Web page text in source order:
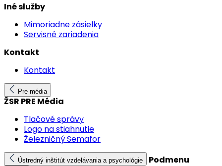
Iné služby
Mimoriadne zásielky
Servisné zariadenia
Kontakt
Kontakt
Pre média
ŽSR PRE Média
Tlačové správy
Logo na stiahnutie
Železničný Semafor
Ústredný inštitút vzdelávania a psychológie Podmenu